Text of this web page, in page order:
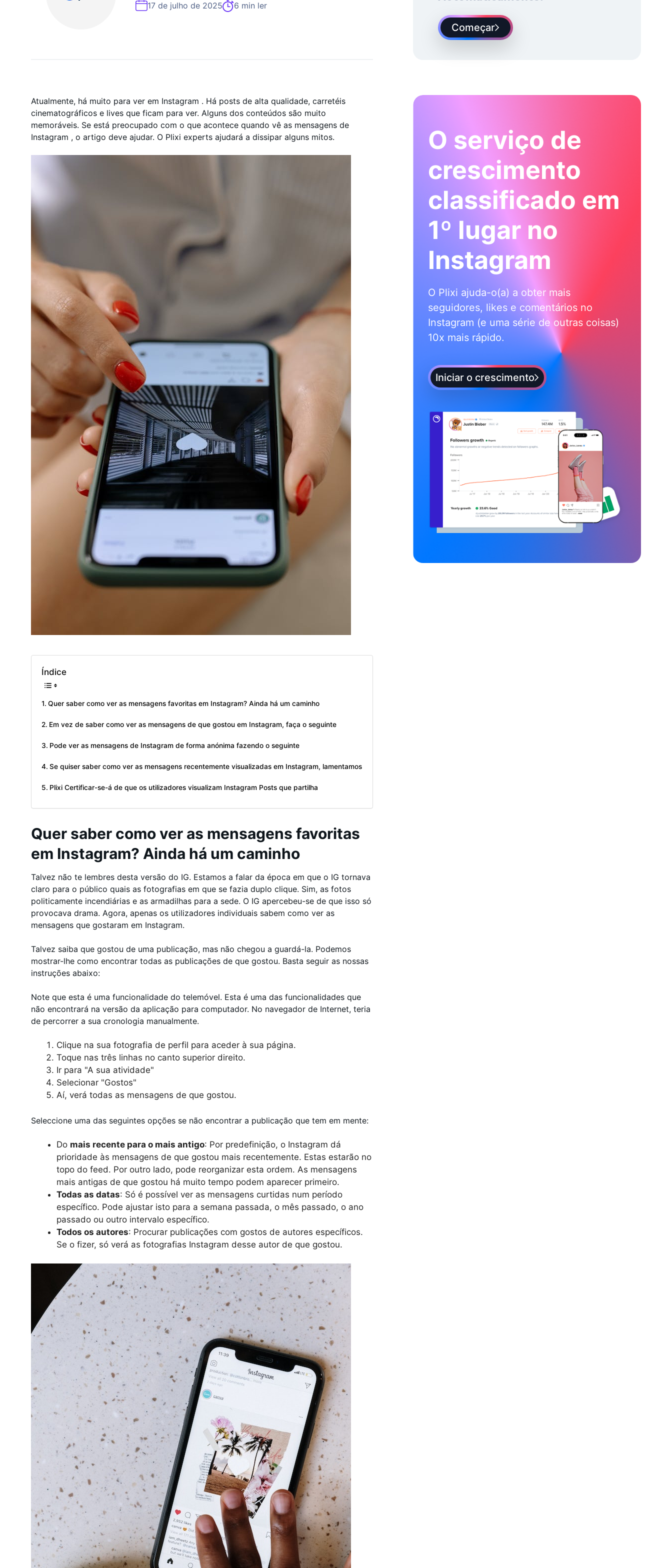
17 de julho de 2025 6 min ler
Começar
Atualmente, há muito para ver em Instagram . Há posts de alta qualidade, carretéis
cinematográficos e lives que ficam para ver. Alguns dos conteúdos são muito
memoráveis. Se está preocupado com o que acontece quando vê as mensagens de
Instagram , o artigo deve ajudar. O Plixi experts ajudará a dissipar alguns mitos.
Índice
Quer saber como ver as mensagens favoritas em Instagram? Ainda há um caminho
Em vez de saber como ver as mensagens de que gostou em Instagram, faça o seguinte
Pode ver as mensagens de Instagram de forma anónima fazendo o seguinte
Se quiser saber como ver as mensagens recentemente visualizadas em Instagram, lamentamos
Plixi Certificar-se-á de que os utilizadores visualizam Instagram Posts que partilha
Quer saber como ver as mensagens favoritas
em Instagram? Ainda há um caminho
Talvez não te lembres desta versão do IG. Estamos a falar da época em que o IG tornava
claro para o público quais as fotografias em que se fazia duplo clique. Sim, as fotos
politicamente incendiárias e as armadilhas para a sede. O IG apercebeu-se de que isso só
provocava drama. Agora, apenas os utilizadores individuais sabem como ver as
mensagens que gostaram em Instagram.
Talvez saiba que gostou de uma publicação, mas não chegou a guardá-la. Podemos
mostrar-lhe como encontrar todas as publicações de que gostou. Basta seguir as nossas
instruções abaixo:
Note que esta é uma funcionalidade do telemóvel. Esta é uma das funcionalidades que
não encontrará na versão da aplicação para computador. No navegador de Internet, teria
de percorrer a sua cronologia manualmente.
Clique na sua fotografia de perfil para aceder à sua página.
Toque nas três linhas no canto superior direito.
Ir para "A sua atividade"
Selecionar "Gostos"
Aí, verá todas as mensagens de que gostou.
Seleccione uma das seguintes opções se não encontrar a publicação que tem em mente:
Do mais recente para o mais antigo: Por predefinição, o Instagram dá
prioridade às mensagens de que gostou mais recentemente. Estas estarão no
topo do feed. Por outro lado, pode reorganizar esta ordem. As mensagens
mais antigas de que gostou há muito tempo podem aparecer primeiro.
Todas as datas: Só é possível ver as mensagens curtidas num período
específico. Pode ajustar isto para a semana passada, o mês passado, o ano
passado ou outro intervalo específico.
Todos os autores: Procurar publicações com gostos de autores específicos.
Se o fizer, só verá as fotografias Instagram desse autor de que gostou.
O serviço de
crescimento
classificado em
1º lugar no
Instagram
O Plixi ajuda-o(a) a obter mais
seguidores, likes e comentários no
Instagram (e uma série de outras coisas)
10x mais rápido.
Iniciar o crescimento